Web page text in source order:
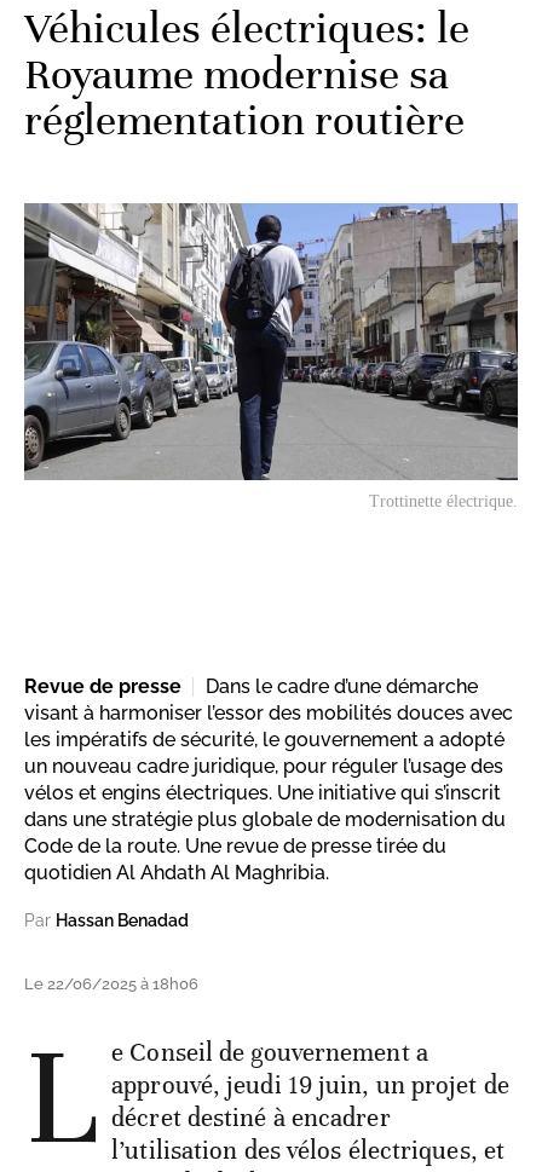
Véhicules électriques: le
Royaume modernise sa
réglementation routière
Trottinette électrique.
Revue de presse
Dans le cadre d’une démarche
visant à harmoniser l’essor des mobilités douces avec
les impératifs de sécurité, le gouvernement a adopté
un nouveau cadre juridique, pour réguler l’usage des
vélos et engins électriques. Une initiative qui s’inscrit
dans une stratégie plus globale de modernisation du
Code de la route. Une revue de presse tirée du
quotidien Al Ahdath Al Maghribia.
Par Hassan Benadad
Le 22/06/2025 à 18h06
L e Conseil de gouvernement a
approuvé, jeudi 19 juin, un projet de
décret destiné à encadrer
l’utilisation des vélos électriques, et